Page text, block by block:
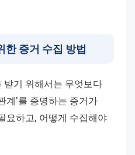
한 증거 수집 방법
기 위해서는 무엇보다
계'를 증명하는 증거가
요하고, 어떻게 수집해야